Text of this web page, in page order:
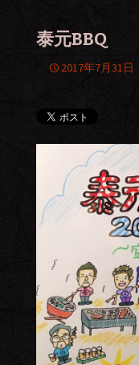
泰元BBQ
2017年7月31日